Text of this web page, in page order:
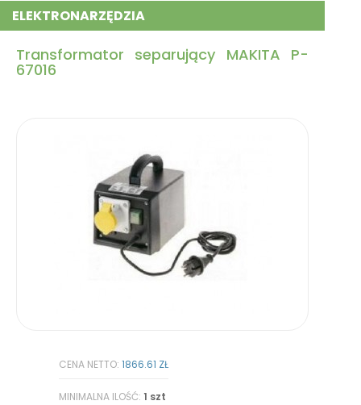
ELEKTRONARZĘDZIA
Transformator separujący MAKITA P-
67016
CENA NETTO:1866.61 ZŁ
MINIMALNA ILOŚĆ:1 szt